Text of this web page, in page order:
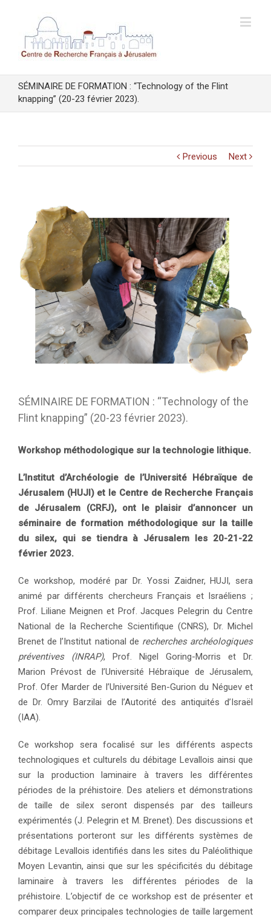
SÉMINAIRE DE FORMATION : “Technology of the Flint
knapping” (20-23 février 2023).
Previous Next
View
Larger
Image
SÉMINAIRE DE FORMATION : “Technology of the
Flint knapping” (20-23 février 2023).
Workshop méthodologique sur la technologie lithique.
L’Institut d’Archéologie de l’Université Hébraïque de
Jérusalem (HUJI) et le Centre de Recherche Français
de Jérusalem (CRFJ), ont le plaisir d’annoncer un
séminaire de formation méthodologique sur la taille
du silex, qui se tiendra à Jérusalem les 20-21-22
février 2023.
Ce workshop, modéré par Dr. Yossi Zaidner, HUJI, sera
animé par différents chercheurs Français et Israéliens ;
Prof. Liliane Meignen et Prof. Jacques Pelegrin du Centre
National de la Recherche Scientifique (CNRS), Dr. Michel
Brenet de l’Institut national de recherches archéologiques
préventives (INRAP), Prof. Nigel Goring-Morris et Dr.
Marion Prévost de l’Université Hébraïque de Jérusalem,
Prof. Ofer Marder de l’Université Ben-Gurion du Néguev et
de Dr. Omry Barzilai de l’Autorité des antiquités d’Israël
(IAA).
Ce workshop sera focalisé sur les différents aspects
technologiques et culturels du débitage Levallois ainsi que
sur la production laminaire à travers les différentes
périodes de la préhistoire. Des ateliers et démonstrations
de taille de silex seront dispensés par des tailleurs
expérimentés (J. Pelegrin et M. Brenet). Des discussions et
présentations porteront sur les différents systèmes de
débitage Levallois identifiés dans les sites du Paléolithique
Moyen Levantin, ainsi que sur les spécificités du débitage
laminaire à travers les différentes périodes de la
préhistoire. L’objectif de ce workshop est de présenter et
comparer deux principales technologies de taille largement